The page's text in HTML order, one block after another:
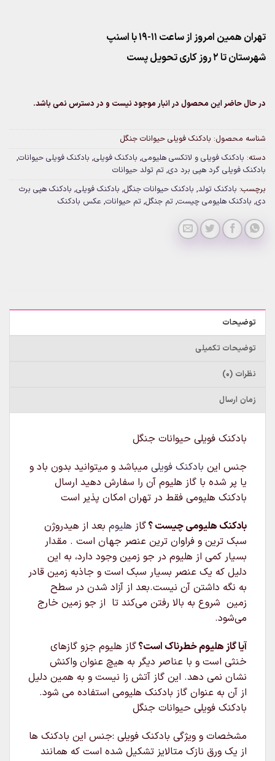
تهران همین امروز از ساعت ۱۱-۱۹ با اسنپ
شهرستان تا 2 روز کاری تحویل پست
در حال حاضر این محصول در انبار موجود نیست و در دسترس نمی باشد.
شناسه محصول: بادکنک فویلی حیوانات جنگل
دسته: بادکنک فویلی و لاتکسی هلیومی, بادکنک فویلی, بادکنک فویلی حیوانات,
بادکنک فویلی گرد هپی برد دی, تم تولد حیوانات
برچسب: بادکنک تولد, بادکنک حیوانات جنگل, بادکنک فویلی, بادکنک هپی برث
دی, بادکنک هلیومی چیست, تم جنگل, تم حیوانات, عکس بادکنک
توضیحات
توضیحات تکمیلی
نظرات (0)
زمان ارسال
بادکنک فویلی حیوانات جنگل
جنس این بادکنک فویلی میباشد و میتوانید بدون باد و
یا پر شده با گاز هلیوم آن را سفارش دهید ارسال
بادکنک هلیومی فقط در تهران امکان پذیر است
بادکنک هلیومی چیست ؟گاز هلیوم بعد از هیدروژن
سبک‌ ترین و فراوان‌ ترین عنصر جهان است . مقدار
بسیار کمی از هلیوم در جو زمین وجود دارد، به این
دلیل که یک عنصر بسیار سبک است و جاذبه زمین قادر
به نگه داشتن آن نیست.بعد از آزاد شدن در سطح
زمین شروع به بالا رفتن می‌کند تا از جو زمین خارج
می‌شود.
آیا گاز هلیوم خطرناک است؟گاز هلیوم جزو گازهای
خنثی است و با عناصر دیگر به هیچ عنوان واکنش
نشان نمی دهد. این گاز آتش زا نیست و به همین دلیل
از آن به عنوان گاز بادکنک هلیومی استفاده می شود.
بادکنک فویلی حیوانات جنگل
مشخصات و ویژگی بادکنک فویلی :جنس این بادکنک ها
از یک ورق نازک متالایز تشکیل شده است که همانند